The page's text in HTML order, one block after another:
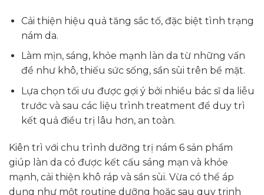
Cải thiện hiệu quả tăng sắc tố, đặc biệt tình trạng
nám da.
Làm mịn, sáng, khỏe mạnh làn da từ những vấn
đề như khô, thiếu sức sống, sần sùi trên bề mặt.
Lựa chọn tối ưu được gợi ý bởi nhiều bác sĩ da liễu
trước và sau các liệu trình treatment để duy trì
kết quả điều trị lâu hơn, an toàn.
Kiên trì với chu trình dưỡng trị nám 6 sản phẩm
giúp làn da có được kết cấu sáng mạn và khỏe
mạnh, cải thiện khô ráp và sần sùi. Vừa có thể áp
dụng như một routine dưỡng hoặc sau quy trinh